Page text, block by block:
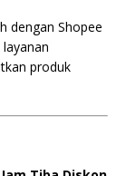
dengan Shopee
produk